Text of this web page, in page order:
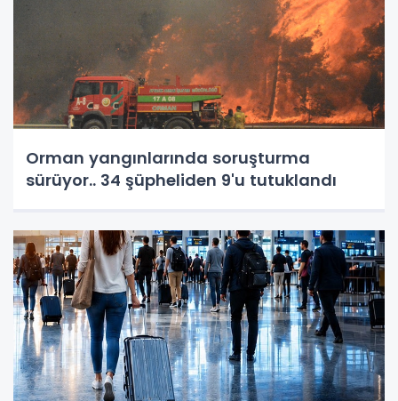
Orman yangınlarında soruşturma
sürüyor.. 34 şüpheliden 9'u tutuklandı